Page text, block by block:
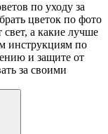
по уходу за
цветок по фото
а какие лучше
инструкциям по
и защите от
за своими